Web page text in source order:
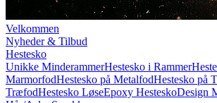
Velkommen
Nyheder & Tilbud
Hestesko
Unikke MinderammerHestesko i Rammer
MarmorfodHestesko på MetalfodHestesko på
TræfodHestesko LøseEpoxy HesteskoDesign